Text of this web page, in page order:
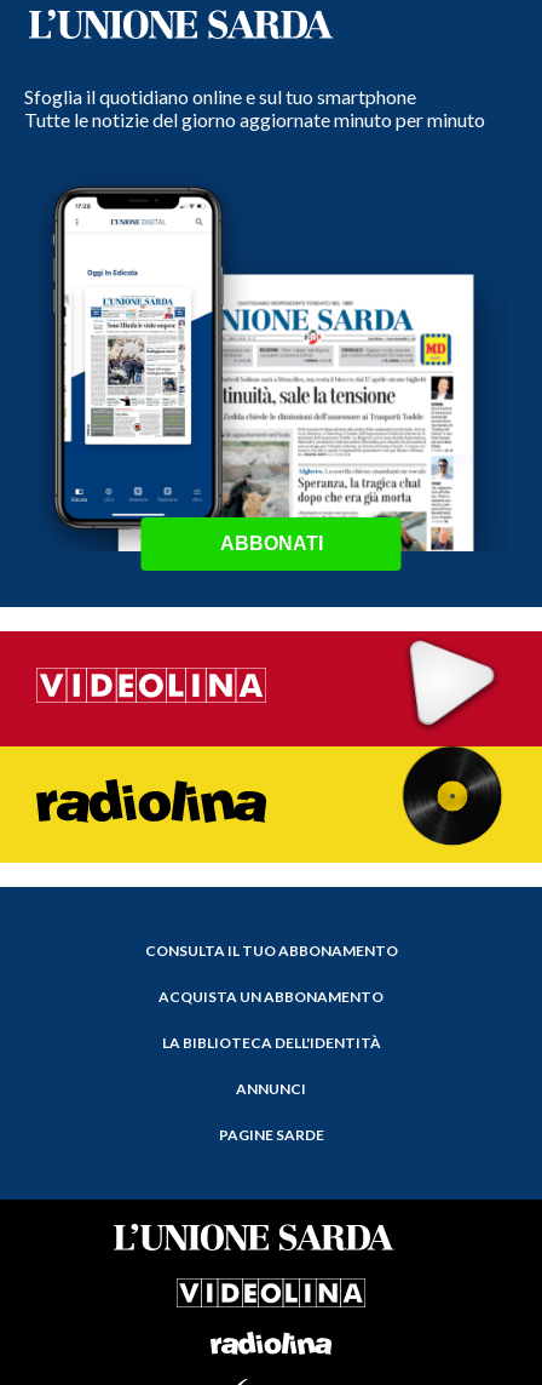
Sfoglia il quotidiano online e sul tuo smartphone
Tutte le notizie del giorno aggiornate minuto per minuto
ABBONATI
CONSULTA IL TUO ABBONAMENTO
ACQUISTA UN ABBONAMENTO
LA BIBLIOTECA DELL'IDENTITÀ
ANNUNCI
PAGINE SARDE